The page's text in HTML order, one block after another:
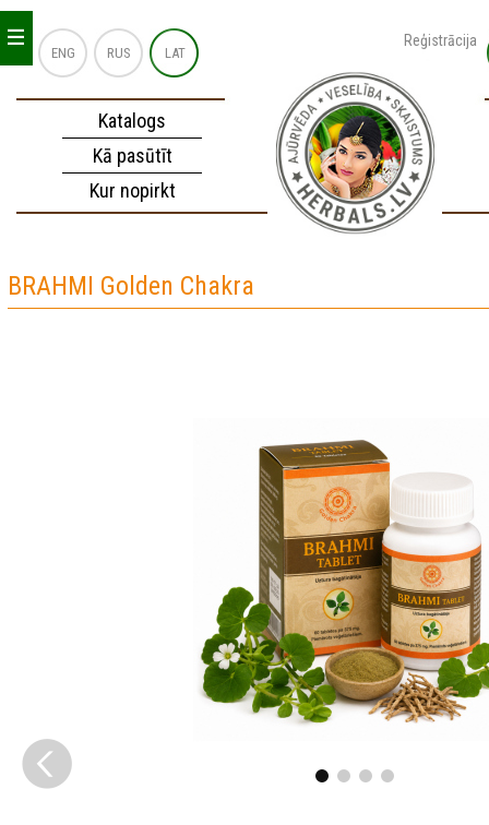
ENG RUS LAT
Reģistrācija
Katalogs
Kā pasūtīt
Kur nopirkt
_
_
_
BRAHMI Golden Chakra